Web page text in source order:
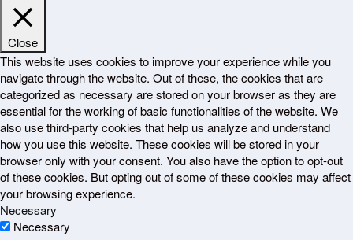
Close
This website uses cookies to improve your experience while you
navigate through the website. Out of these, the cookies that are
categorized as necessary are stored on your browser as they are
essential for the working of basic functionalities of the website. We
also use third-party cookies that help us analyze and understand
how you use this website. These cookies will be stored in your
browser only with your consent. You also have the option to opt-out
of these cookies. But opting out of some of these cookies may affect
your browsing experience.
Necessary
Necessary